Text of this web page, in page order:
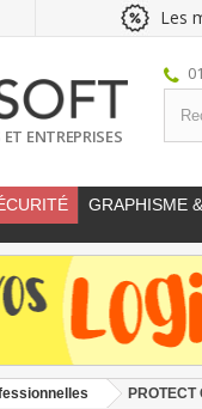
Les
ENTREPRISES
GRAPHISME